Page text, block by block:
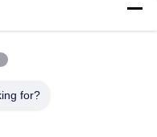
trasportatore di
allaccia
dito del nastro
for?